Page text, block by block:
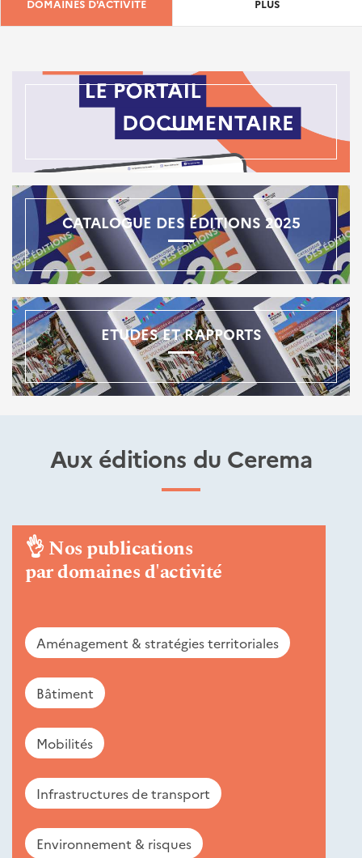
DOMAINES D'ACTIVITÉ PLUS
CATALOGUE DES ÉDITIONS 2025
ETUDES ET RAPPORTS
Aux éditions du Cerema
👌Nos publications
par domaines d'activité
Aménagement & stratégies territoriales
Bâtiment
Mobilités
Infrastructures de transport
Environnement & risques